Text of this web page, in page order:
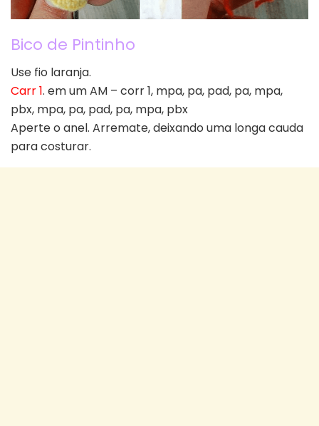
Bico de Pintinho
Use fio laranja.
Carr 1. em um AM – corr 1, mpa, pa, pad, pa, mpa,
pbx, mpa, pa, pad, pa, mpa, pbx
Aperte o anel. Arremate, deixando uma longa cauda
para costurar.